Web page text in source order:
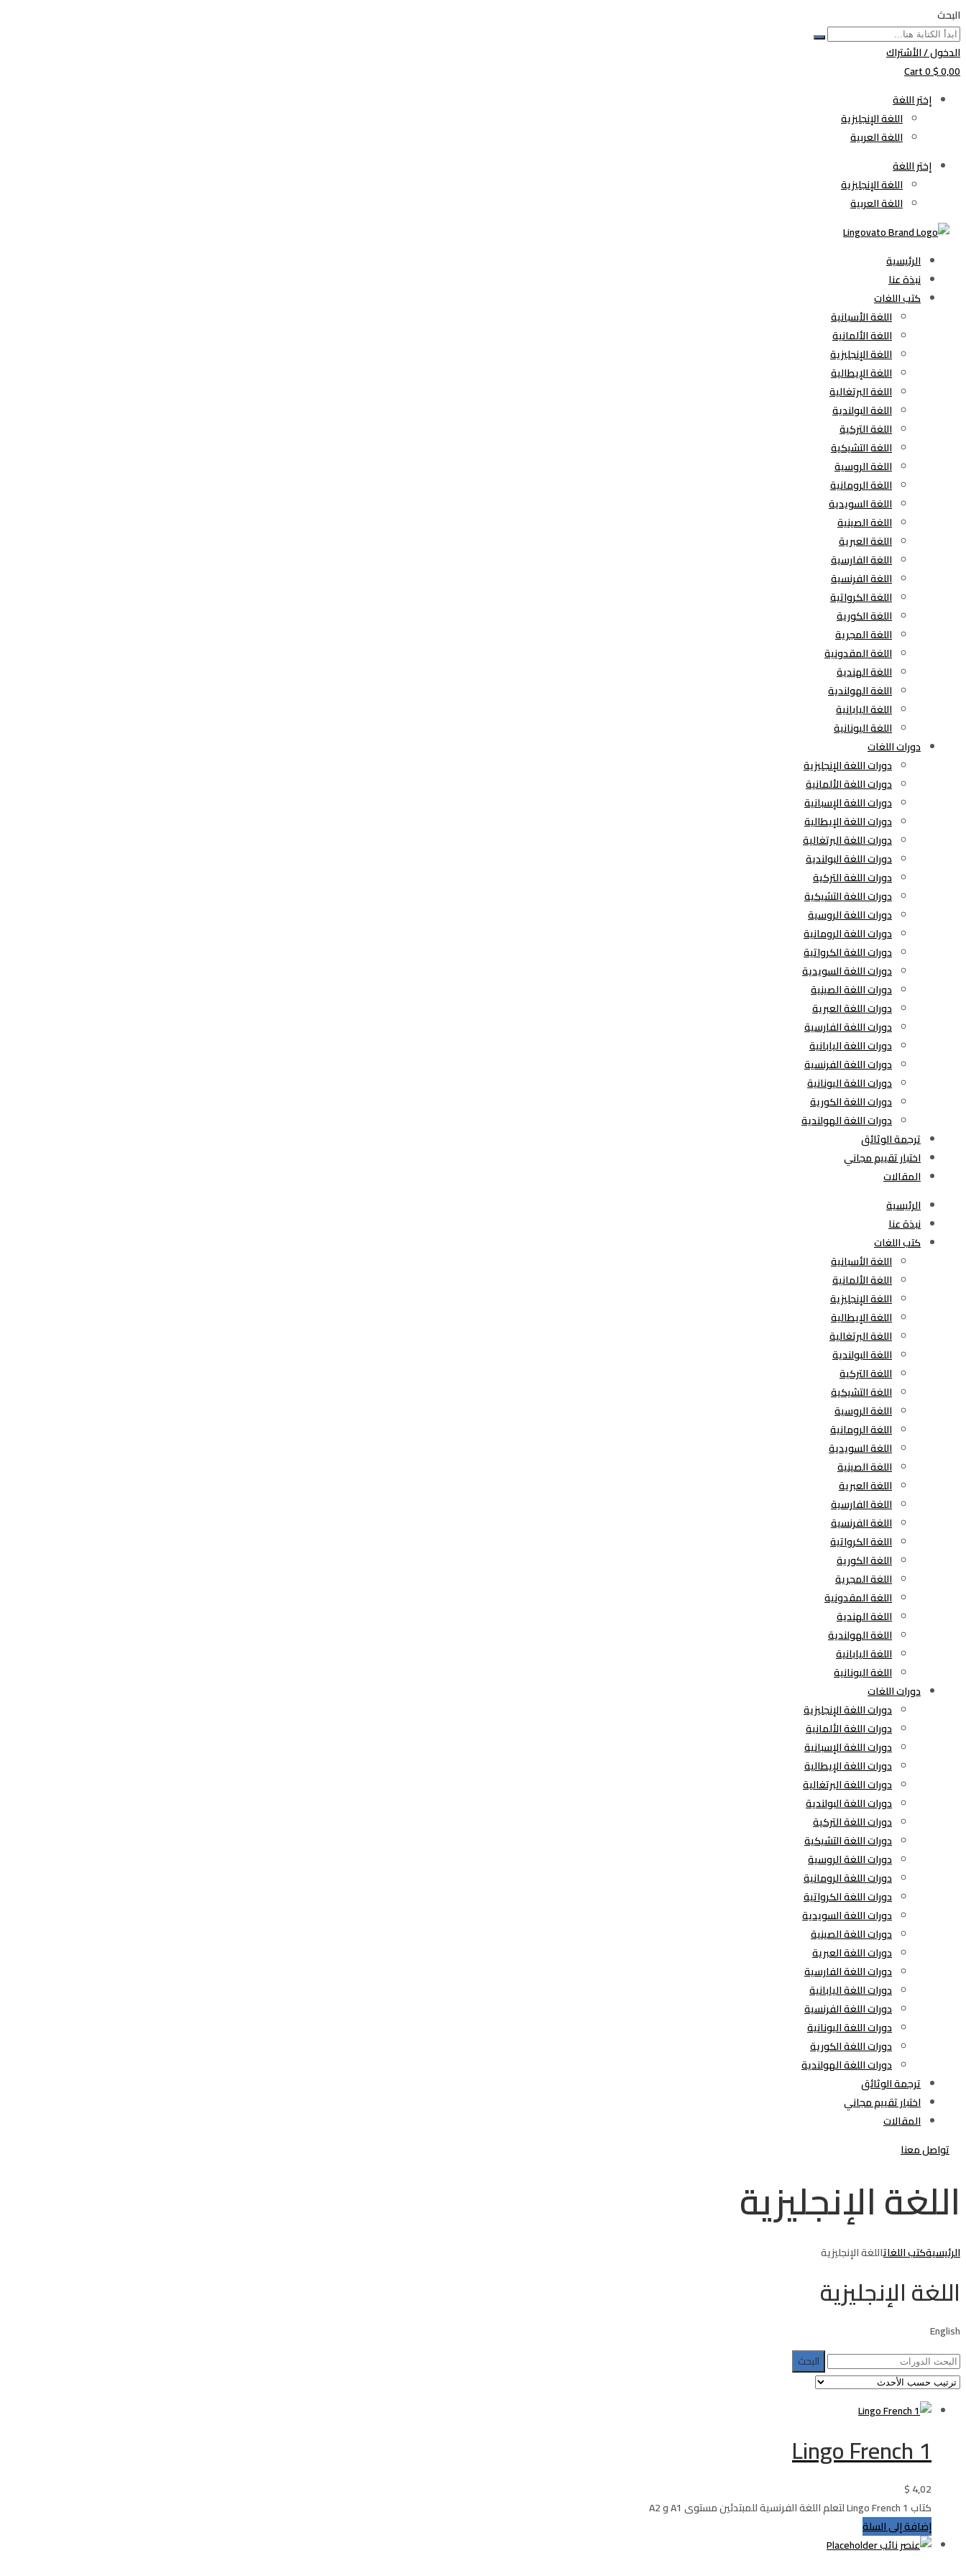
البحث
الدخول / الأشتراك
$0,00
0
Cart
إختر اللغة
اللغة الإنجليزية
اللغة العربية
إختر اللغة
اللغة الإنجليزية
اللغة العربية
الرئيسية
نبذة عنا
كتب اللغات
اللغة الأسبانية
اللغة الألمانية
اللغة الإنجليزية
اللغة الإيطالية
اللغة البرتغالية
اللغة البولندية
اللغة التركية
اللغة التشيكية
اللغة الروسية
اللغة الرومانية
اللغة السويدية
اللغة الصينية
اللغة العبرية
اللغة الفارسية
اللغة الفرنسية
اللغة الكرواتية
اللغة الكورية
اللغة المجرية
اللغة المقدونية
اللغة الهندية
اللغة الهولندية
اللغة اليابانية
اللغة اليونانية
دورات اللغات
دورات اللغة الإنجليزية
دورات اللغة الألمانية
دورات اللغة الإسبانية
دورات اللغة الإيطالية
دورات اللغة البرتغالية
دورات اللغة البولندية
دورات اللغة التركية
دورات اللغة التشيكية
دورات اللغة الروسية
دورات اللغة الرومانية
دورات اللغة الكرواتية
دورات اللغة السويدية
دورات اللغة الصينية
دورات اللغة العبرية
دورات اللغة الفارسية
دورات اللغة اليابانية
دورات اللغة الفرنسية
دورات اللغة اليونانية
دورات اللغة الكورية
دورات اللغة الهولندية
ترجمة الوثائق
اختبار تقييم مجاني
المقالات
الرئيسية
نبذة عنا
كتب اللغات
اللغة الأسبانية
اللغة الألمانية
اللغة الإنجليزية
اللغة الإيطالية
اللغة البرتغالية
اللغة البولندية
اللغة التركية
اللغة التشيكية
اللغة الروسية
اللغة الرومانية
اللغة السويدية
اللغة الصينية
اللغة العبرية
اللغة الفارسية
اللغة الفرنسية
اللغة الكرواتية
اللغة الكورية
اللغة المجرية
اللغة المقدونية
اللغة الهندية
اللغة الهولندية
اللغة اليابانية
اللغة اليونانية
دورات اللغات
دورات اللغة الإنجليزية
دورات اللغة الألمانية
دورات اللغة الإسبانية
دورات اللغة الإيطالية
دورات اللغة البرتغالية
دورات اللغة البولندية
دورات اللغة التركية
دورات اللغة التشيكية
دورات اللغة الروسية
دورات اللغة الرومانية
دورات اللغة الكرواتية
دورات اللغة السويدية
دورات اللغة الصينية
دورات اللغة العبرية
دورات اللغة الفارسية
دورات اللغة اليابانية
دورات اللغة الفرنسية
دورات اللغة اليونانية
دورات اللغة الكورية
دورات اللغة الهولندية
ترجمة الوثائق
اختبار تقييم مجاني
المقالات
تواصل معنا
اللغة الإنجليزية
الرئيسيةكتب اللغاتاللغة الإنجليزية
اللغة الإنجليزية
English
البحث
عن:
Lingo French 1
$4,02
كتاب Lingo French 1 لتعلم اللغة الفرنسية للمبتدئين مستوى A1 و A2
إضافة إلى السلة